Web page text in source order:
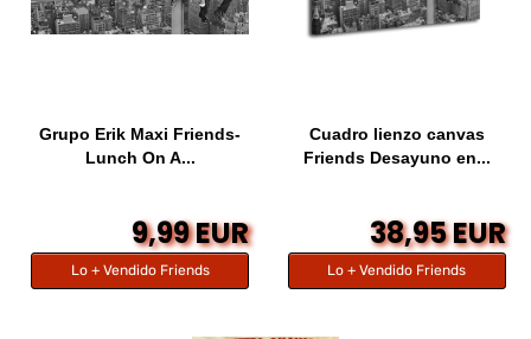
Grupo Erik Maxi Friends-
Lunch On A...
9,99 EUR
Lo + Vendido Friends
Cuadro lienzo canvas
Friends Desayuno en...
38,95 EUR
Lo + Vendido Friends